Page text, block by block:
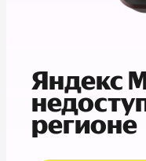
Яндекс
регионе